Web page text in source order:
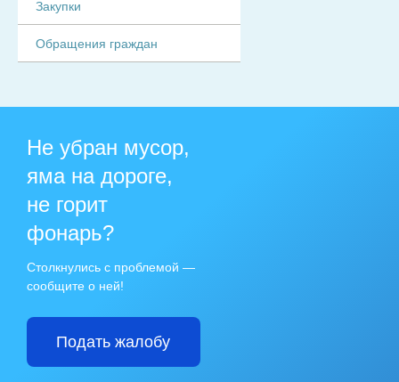
Закупки
Обращения граждан
Не убран мусор,
яма на дороге,
не горит
фонарь?
Столкнулись с проблемой —
сообщите о ней!
Подать жалобу